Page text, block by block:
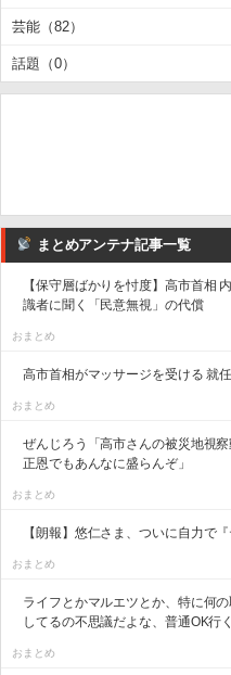
芸能（82）
話題（0）
まとめアンテナ記事一覧
【保守層ばかりを忖度】高市首相
識者に聞く「民意無視」の代償
おまとめ
高市首相がマッサージを受ける 就
おまとめ
ぜんじろう「高市さんの被災地視
正恩でもあんなに盛らんぞ」
おまとめ
【朗報】悠仁さま、ついに自力で
おまとめ
ライフとかマルエツとか、特に何
してるの不思議だよな、普通OK行
おまとめ